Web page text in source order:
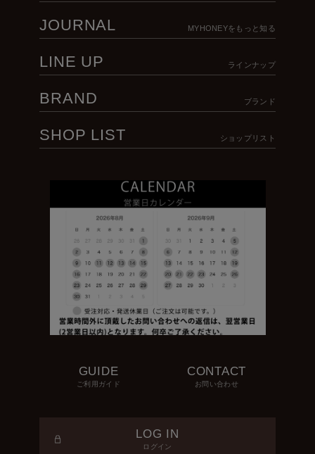
JOURNAL MYHONEYをもっと知る
LINE UP ラインナップ
BRAND ブランド
SHOP LIST ショップリスト
GUIDE
ご利用ガイド
CONTACT
お問い合わせ
LOG IN
ログイン